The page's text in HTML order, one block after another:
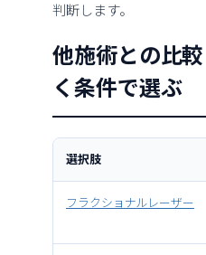
判断します。
他施術との比
く条件で選ぶ
選択肢
フラクショナルレーザー